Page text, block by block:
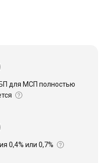
для МСП полностью
0,4% или 0,7%